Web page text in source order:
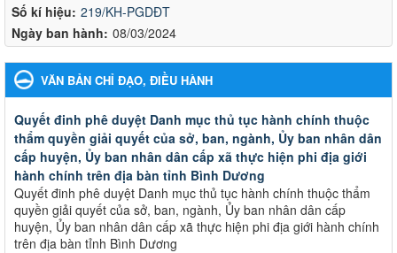
Số kí hiệu: 219/KH-PGDĐT
Ngày ban hành: 08/03/2024
VĂN BẢN CHỈ ĐẠO, ĐIỀU HÀNH
Quyết đinh phê duyệt Danh mục thủ tục hành chính thuộc
thẩm quyền giải quyết của sở, ban, ngành, Ủy ban nhân dân
cấp huyện, Ủy ban nhân dân cấp xã thực hiện phi địa giới
hành chính trên địa bàn tỉnh Bình Dương
Quyết đinh phê duyệt Danh mục thủ tục hành chính thuộc thẩm
quyền giải quyết của sở, ban, ngành, Ủy ban nhân dân cấp
huyện, Ủy ban nhân dân cấp xã thực hiện phi địa giới hành chính
trên địa bàn tỉnh Bình Dương